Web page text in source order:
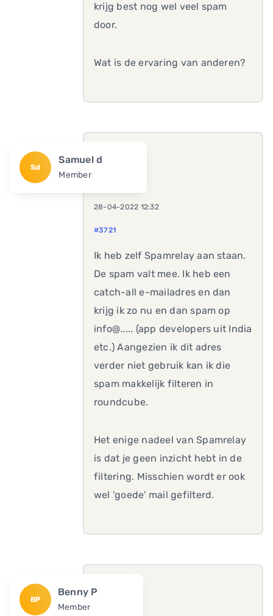
krijg best nog wel veel spam
door.
Wat is de ervaring van anderen?
Sd
Samuel d
Member
28-04-2022 12:32
#3721
Ik heb zelf Spamrelay aan staan.
De spam valt mee. Ik heb een
catch-all e-mailadres en dan
krijg ik zo nu en dan spam op
info@..... (app developers uit India
etc.) Aangezien ik dit adres
verder niet gebruik kan ik die
spam makkelijk filteren in
roundcube.
Het enige nadeel van Spamrelay
is dat je geen inzicht hebt in de
filtering. Misschien wordt er ook
wel 'goede' mail gefilterd.
BP
Benny P
Member